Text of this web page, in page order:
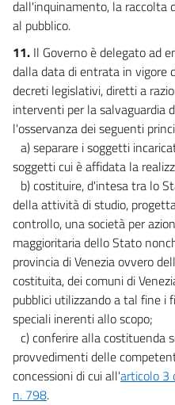
dall'inquinamento, la raccolta
al pubblico.
11. Il Governo è delegato ad
dalla data di entrata in vigore
decreti legislativi, diretti a
interventi per la salvaguardia
l'osservanza dei seguenti
a) separare i soggetti
soggetti cui è affidata la
b) costituire, d'intesa tra lo
della attività di studio,
controllo, una società per
maggioritaria dello Stato
provincia di Venezia ovvero
costituita, dei comuni di
pubblici utilizzando a tal fine i
speciali inerenti allo scopo;
c) conferire alla costituenda
provvedimenti delle
concessioni di cui all'articolo 3
n. 798.